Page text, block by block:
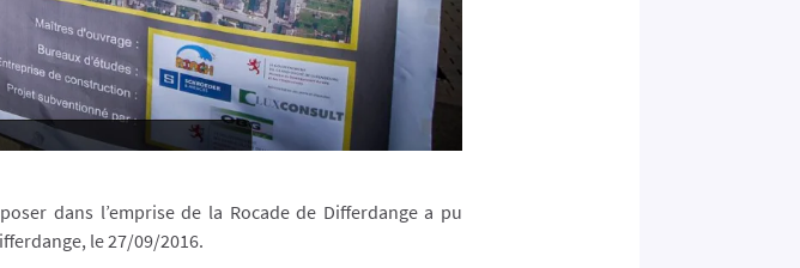
dans l’emprise de la Rocade de Differdange a pu
le 27/09/2016.